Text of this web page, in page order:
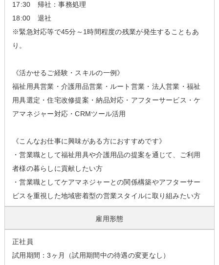
17:30 帰社：事務処理
18:00 退社
※緊急対応等で45分～1時間程度の残業が発生することもあ
り。
《活かせるご経験・スキルの一例》
福祉用具営業・介護用品営業・ルート営業・法人営業・福祉
用具選定・住宅改修提案・納品対応・アフターサービス・ケ
アマネジャー対応・CRMツール活用
《こんなお仕事に興味がある方におすすめです》
・営業職として福祉用具や介護用品の提案を通じて、ご利用
者様の暮らしに貢献したい方
・営業職としてケアマネジャーとの関係構築やアフターサー
ビスを重視した地域密着型の営業スタイルに取り組みたい方
雇用形態
正社員
試用期間：3ヶ月（試用期間中の待遇の変更なし）